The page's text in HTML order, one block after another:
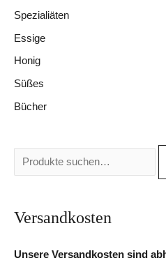
Spezialiäten
Essige
Honig
Süßes
Bücher
n
Versandkosten
Unsere Versandkosten sind